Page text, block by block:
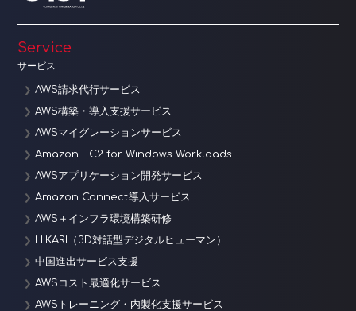
Service
サービス
AWS請求代行サービス
AWS構築・導入支援サービス
AWSマイグレーションサービス
Amazon EC2 for Windows Workloads
AWSアプリケーション開発サービス
Amazon Connect導入サービス
AWS＋インフラ環境構築研修
HIKARI（3D対話型デジタルヒューマン）
中国進出サービス支援
AWSコスト最適化サービス
AWSトレーニング・内製化支援サービス